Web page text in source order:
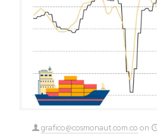
grafico@cosmonaut.com.co on